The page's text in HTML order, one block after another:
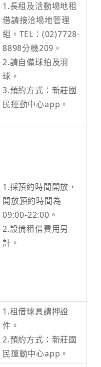
1.長租及活動場地租
借請接洽場地管理
組。TEL：(02)7728-
8898分機209。
2.請自備球拍及羽
球。
3.預約方式：新莊國
民運動中心app。
1.採預約時間開放，
開放預約時間為
09:00-22:00。
2.設備租借費用另
計。
1.租借球具請押證
件。
2.預約方式：新莊國
民運動中心app。